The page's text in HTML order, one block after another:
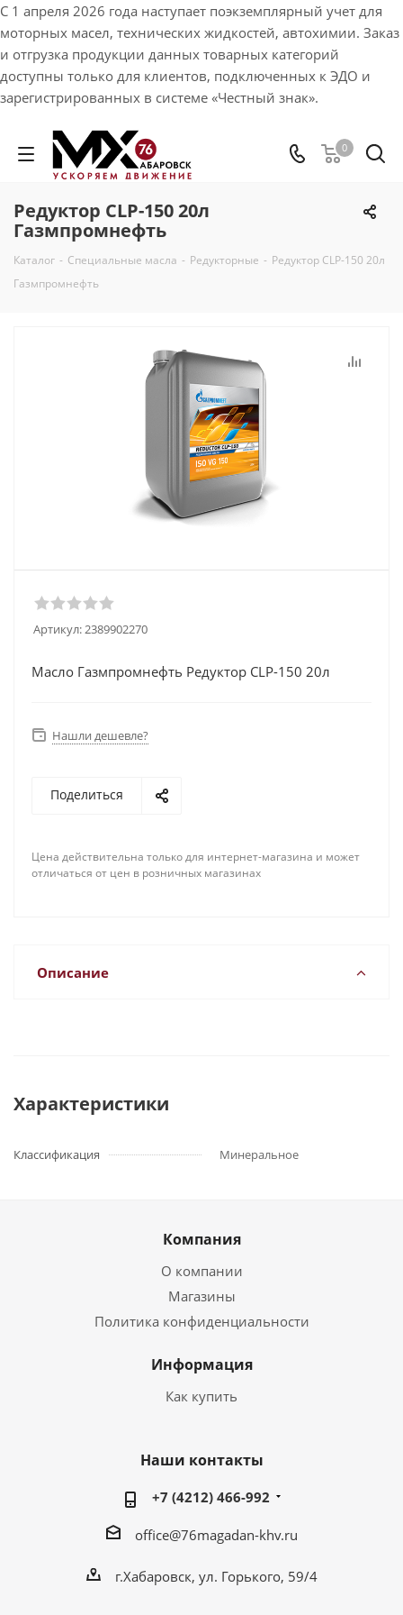
С 1 апреля 2026 года наступает поэкземплярный учет для
моторных масел, технических жидкостей, автохимии. Заказ
и отгрузка продукции данных товарных категорий
доступны только для клиентов, подключенных к ЭДО и
зарегистрированных в системе «Честный знак».
0
Редуктор CLP-150 20л
Газмпромнефть
Каталог - Специальные масла - Редукторные - Редуктор CLP-150 20л
Газмпромнефть
Артикул:2389902270
Масло Газмпромнефть Редуктор CLP-150 20л
Нашли дешевле?
Поделиться
Цена действительна только для интернет-магазина и может
отличаться от цен в розничных магазинах
Описание
Характеристики
Классификация Минеральное
Компания
О компании
Магазины
Политика конфиденциальности
Информация
Как купить
Наши контакты
+7 (4212) 466-992
office@76magadan-khv.ru
г.Хабаровск, ул. Горького, 59/4